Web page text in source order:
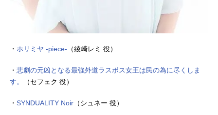
・ ホリミヤ -piece- （綾崎レミ 役）
・ 悲劇の元凶となる最強外道ラスボス女王は民の為に尽くしま
す。
（セフェク 役）
・ SYNDUALITY Noir （シュネー 役）